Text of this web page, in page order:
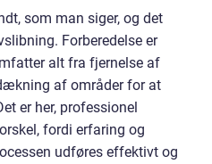
som man siger, og det
Forberedelse er
alt fra fjernelse af
af områder for at
er her, professionel
fordi erfaring og
udføres effektivt og